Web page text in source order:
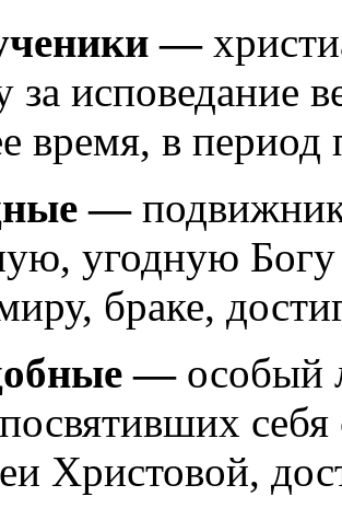
—
за исповедание
время, в
—
угодную
браке,
—особый
посвятивших
Христовой,